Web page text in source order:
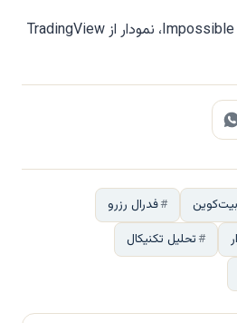
بیت‌کوین
فدرال رزرو
تحلیل تکنیکال